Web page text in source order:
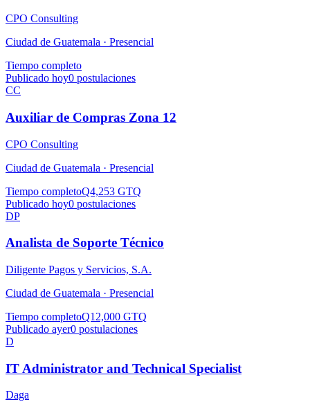
CPO Consulting
Ciudad de Guatemala · Presencial
Tiempo completo
Publicado hoy0 postulaciones
CC
Auxiliar de Compras Zona 12
CPO Consulting
Ciudad de Guatemala · Presencial
Tiempo completoQ4,253 GTQ
Publicado hoy0 postulaciones
DP
Analista de Soporte Técnico
Diligente Pagos y Servicios, S.A.
Ciudad de Guatemala · Presencial
Tiempo completoQ12,000 GTQ
Publicado ayer0 postulaciones
D
IT Administrator and Technical Specialist
Daga